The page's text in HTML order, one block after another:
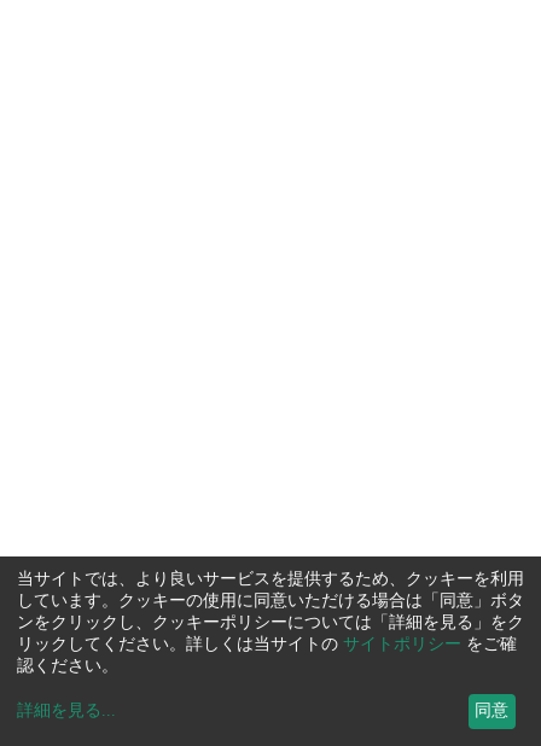
当サイトでは、より良いサービスを提供するため、クッキーを利用
しています。クッキーの使用に同意いただける場合は「同意」ボタ
ンをクリックし、クッキーポリシーについては「詳細を見る」をク
リックしてください。詳しくは当サイトの サイトポリシー をご確
認ください。
詳細を見る ... 同意